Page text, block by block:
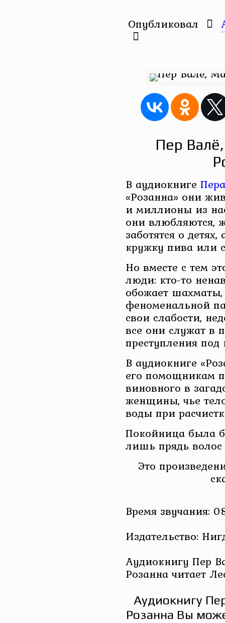
Опубликовал
Пер
В аудиокниге
«Розанна» они
и миллионы из
они влюбляются,
заботятся о
кружку пива или
Но вместе с тем
люди: кто-то
обожает шахматы,
феноменальной
свои слабости,
все они служат в
преступления
В аудиокниге
его помощникам
виновного в
женщины, чье
воды при
Покойница была
лишь прядь
Это
Время звучания:
Издательство:
Аудиокнигу Пер
Розанна читает
Аудиокнигу
Розанна Вы